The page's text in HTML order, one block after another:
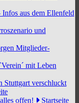
aus dem Ellenfeld
und
Mitglieder-
mit Leben
Stuttgart verschluckt
offen!
Startseite